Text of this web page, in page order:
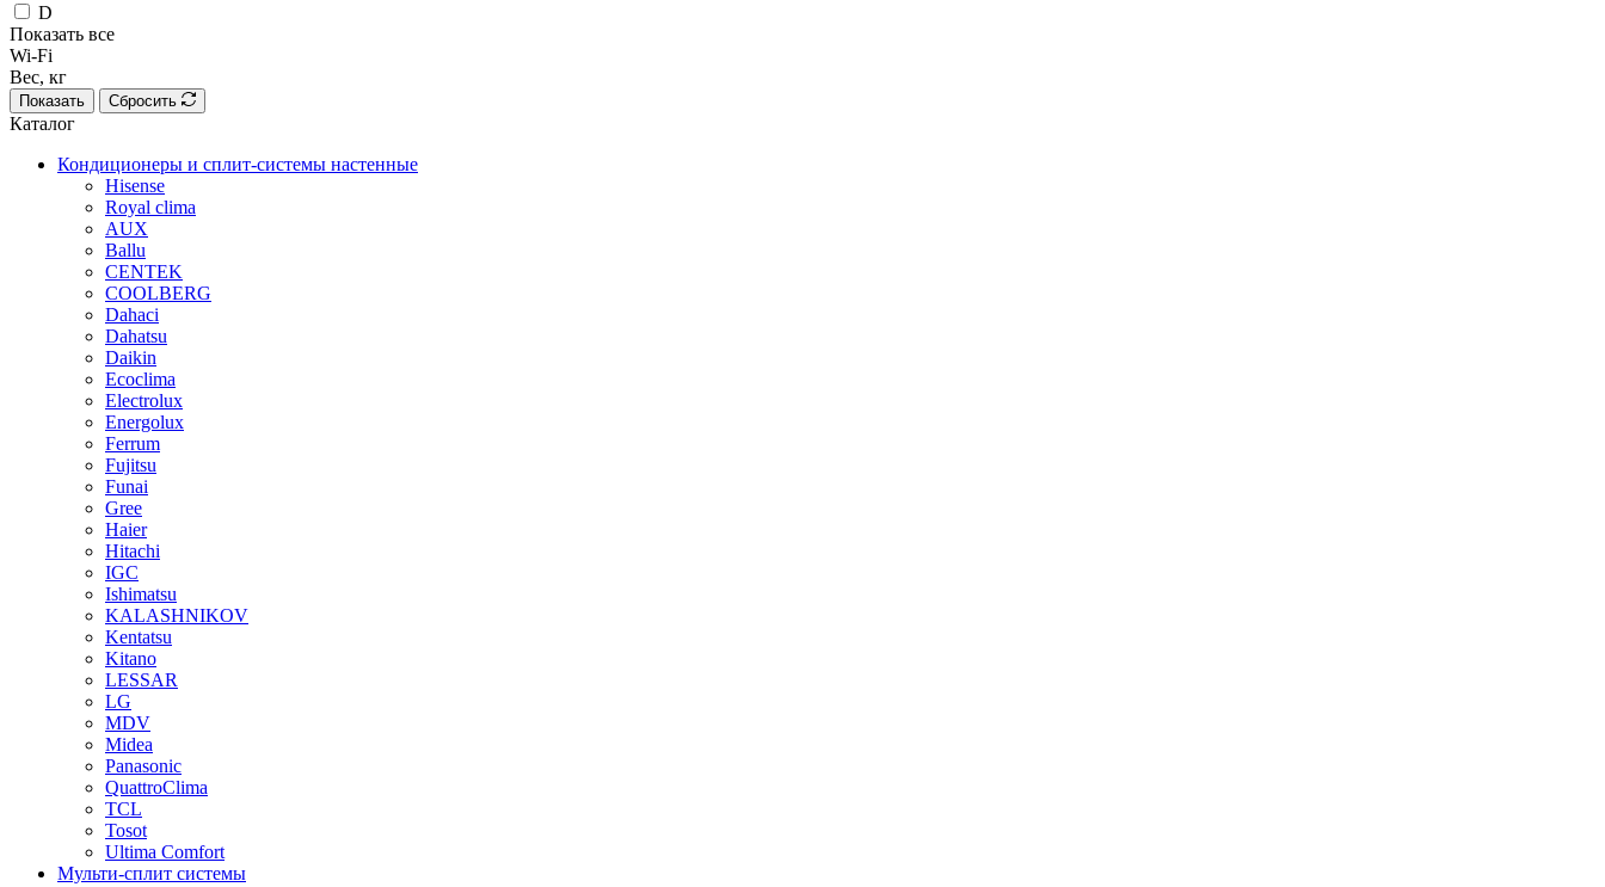
D
Показать все
Wi-Fi
Вес, кг
Показать Сбросить
Каталог
Кондиционеры и сплит-системы настенные
Hisense
Royal clima
AUX
Ballu
CENTEK
COOLBERG
Dahaci
Dahatsu
Daikin
Ecoclima
Electrolux
Energolux
Ferrum
Fujitsu
Funai
Gree
Haier
Hitachi
IGC
Ishimatsu
KALASHNIKOV
Kentatsu
Kitano
LESSAR
LG
MDV
Midea
Panasonic
QuattroClima
TCL
Tosot
Ultima Comfort
Мульти-сплит системы